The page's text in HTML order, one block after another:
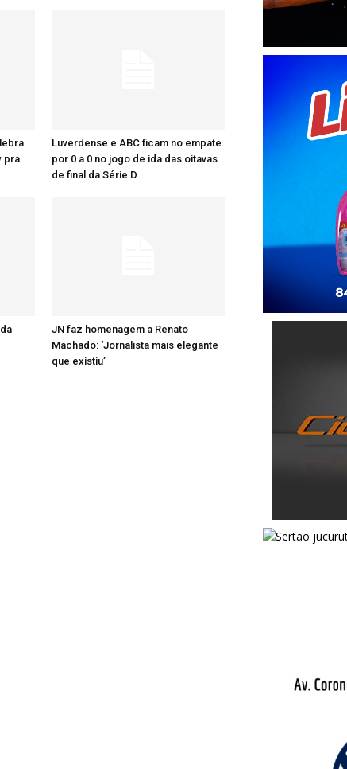
pra
Luverdense e ABC ficam no empate
por 0 a 0 no jogo de ida das oitavas
de final da Série D
JN faz homenagem a Renato
Machado: ‘Jornalista mais elegante
que existiu’